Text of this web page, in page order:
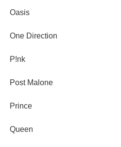
Oasis
One Direction
P!nk
Post Malone
Prince
Queen